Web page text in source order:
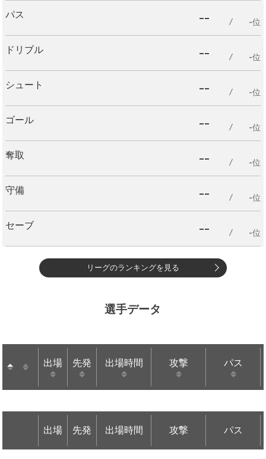
パス -- -位
ドリブル -- -位
シュート -- -位
ゴール -- -位
奪取 -- -位
守備 -- -位
セーブ -- -位
リーグのランキングを見る
選手データ
出場 先発 出場時間 攻撃 パス
出場
先発 出場時間 攻撃 パス